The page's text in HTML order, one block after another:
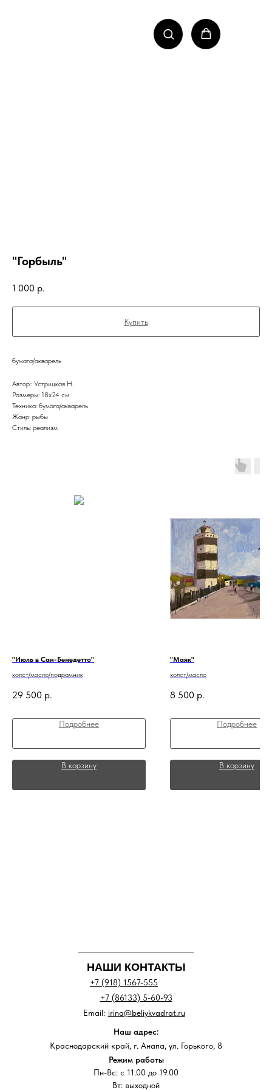
"Горбыль"
1 000 р.
Купить
бумага/акварель
Автор:: Устрицкая Н.
Размеры: 18x24 см
Техника: бумага/акварель
Жанр: рыбы
Стиль: реализм
"Июль в Сан-Бенедетто"
холст/масло/подрамник
29 500 р.
Подробнее
В корзину
"Маяк"
холст/масло
8 500 р.
Подробнее
В корзину
НАШИ КОНТАКТЫ
+7 (918) 1567-555
+7 (86133) 5-60-93
Наш адрес:
Краснодарский край, г. Анапа, ул. Горького, 8
Режим работы
Пн-Вс: с 11.00 до 19.00
Вт: выходной
irina@beliykvadrat.ru
Email: